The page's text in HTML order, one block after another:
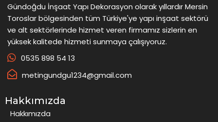
Gündoğdu İnşaat Yapı Dekorasyon olarak yıllardır Mersin
Toroslar bölgesinden tüm Türkiye'ye yapı inşaat sektörü
ve alt sektörlerinde hizmet veren firmamız sizlerin en
yüksek kalitede hizmeti sunmaya çalışıyoruz.
0535 898 54 13
metingundgu1234@gmail.com
Hakkımızda
Hakkımızda